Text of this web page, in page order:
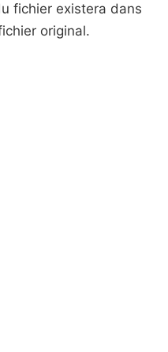
fichier existera dans
original.